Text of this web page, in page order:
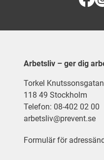
Arbetsliv – ger dig
Torkel
118 49 Stockholm
Telefon: 08-402 02 00
arbetsliv@prevent.se
Formulär för